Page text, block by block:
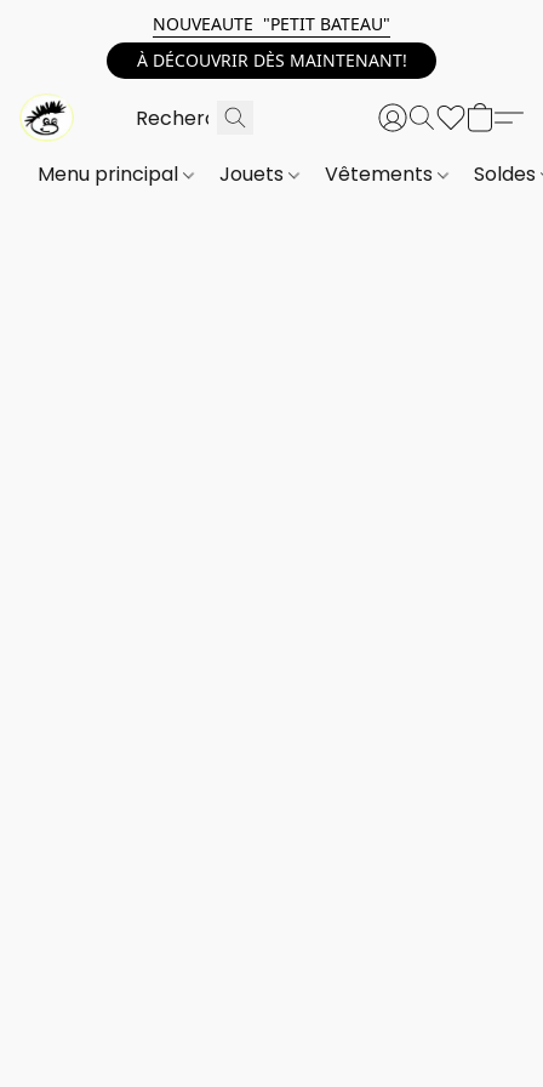
NOUVEAUTE "PETIT BATEAU"
À DÉCOUVRIR DÈS MAINTENANT!
Menu principal Jouets Vêtements Soldes